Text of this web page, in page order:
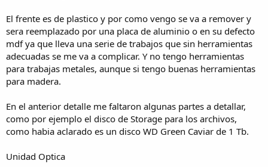
El frente es de plastico y por como vengo se va a remover y
sera reemplazado por una placa de aluminio o en su defecto
mdf ya que lleva una serie de trabajos que sin herramientas
adecuadas se me va a complicar. Y no tengo herramientas
para trabajas metales, aunque si tengo buenas herramientas
para madera.
En el anterior detalle me faltaron algunas partes a detallar,
como por ejemplo el disco de Storage para los archivos,
como habia aclarado es un disco WD Green Caviar de 1 Tb.
Unidad Optica